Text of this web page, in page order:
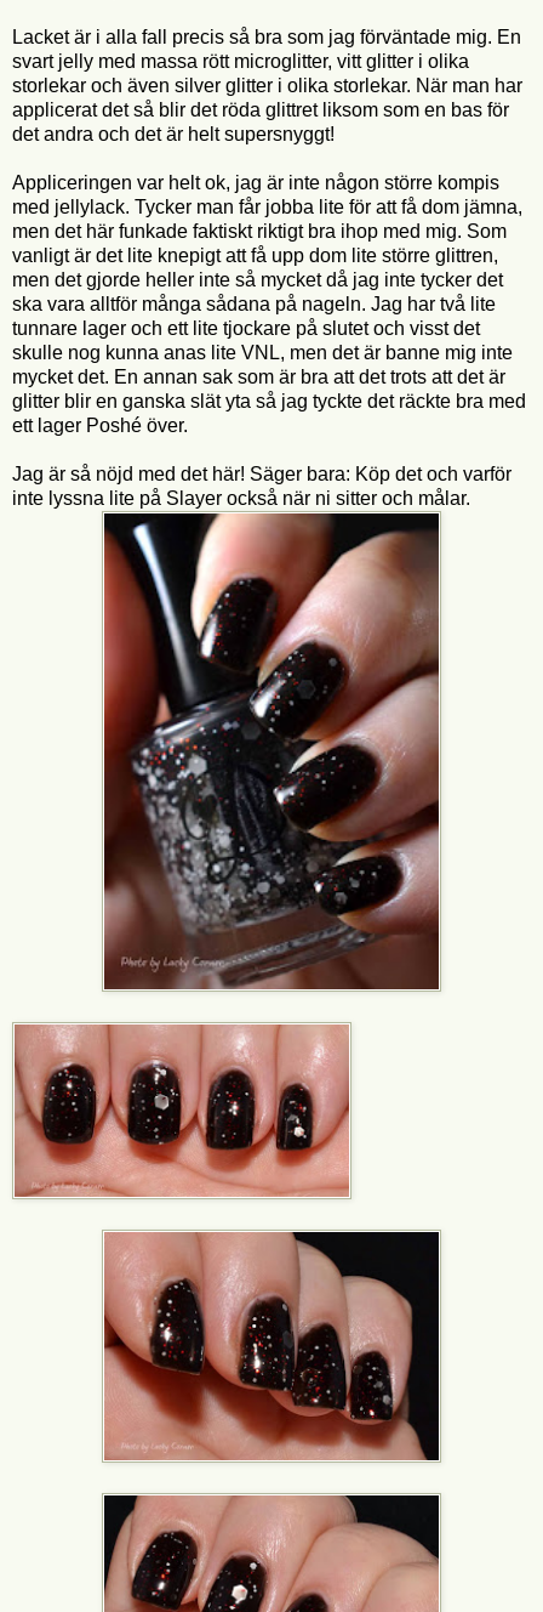
Lacket är i alla fall precis så bra som jag förväntade mig. En
svart jelly med massa rött microglitter, vitt glitter i olika
storlekar och även silver glitter i olika storlekar. När man har
applicerat det så blir det röda glittret liksom som en bas för
det andra och det är helt supersnyggt!
Appliceringen var helt ok, jag är inte någon större kompis
med jellylack. Tycker man får jobba lite för att få dom jämna,
men det här funkade faktiskt riktigt bra ihop med mig. Som
vanligt är det lite knepigt att få upp dom lite större glittren,
men det gjorde heller inte så mycket då jag inte tycker det
ska vara alltför många sådana på nageln. Jag har två lite
tunnare lager och ett lite tjockare på slutet och visst det
skulle nog kunna anas lite VNL, men det är banne mig inte
mycket det. En annan sak som är bra att det trots att det är
glitter blir en ganska slät yta så jag tyckte det räckte bra med
ett lager Poshé över.
Jag är så nöjd med det här! Säger bara: Köp det och varför
inte lyssna lite på Slayer också när ni sitter och målar.